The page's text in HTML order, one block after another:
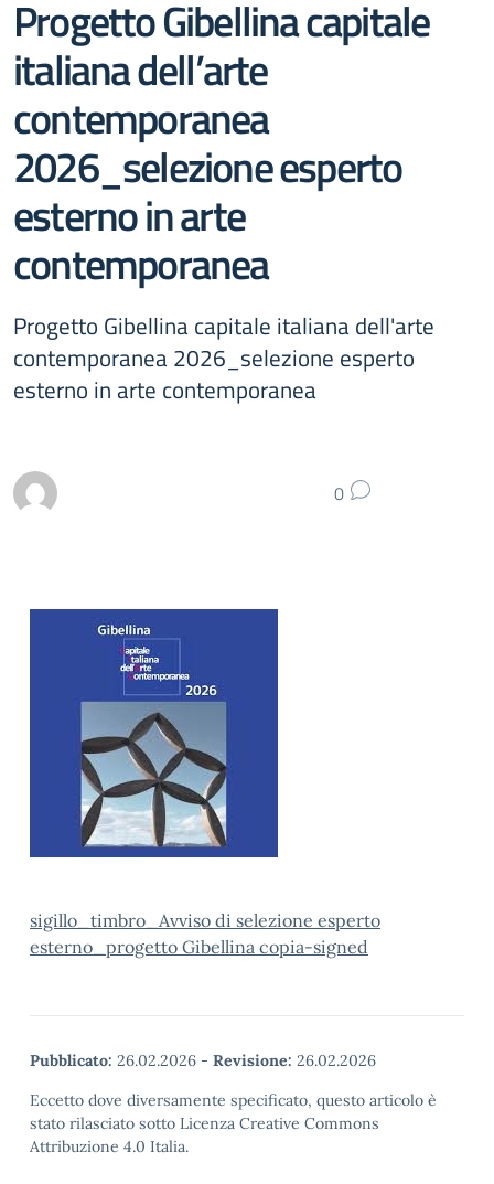
Progetto Gibellina capitale
italiana dell’arte
contemporanea
2026_selezione esperto
esterno in arte
contemporanea
Progetto Gibellina capitale italiana dell'arte
contemporanea 2026_selezione esperto
esterno in arte contemporanea
0
sigillo_timbro_Avviso di selezione esperto
esterno_progetto Gibellina copia-signed
Pubblicato: 26.02.2026 - Revisione: 26.02.2026
Eccetto dove diversamente specificato, questo articolo è
stato rilasciato sotto Licenza Creative Commons
Attribuzione 4.0 Italia.